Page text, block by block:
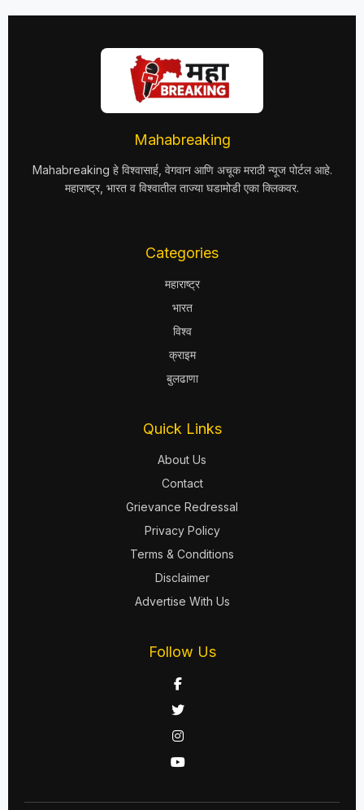
Mahabreaking
Mahabreaking हे विश्वासार्ह, वेगवान आणि अचूक मराठी न्यूज पोर्टल आहे.
महाराष्ट्र, भारत व विश्वातील ताज्या घडामोडी एका क्लिकवर.
Categories
महाराष्ट्र
भारत
विश्व
क्राइम
बुलढाणा
Quick Links
About Us
Contact
Grievance Redressal
Privacy Policy
Terms & Conditions
Disclaimer
Advertise With Us
Follow Us